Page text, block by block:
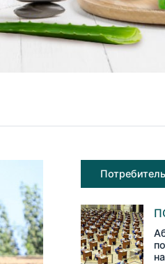
Потребитель